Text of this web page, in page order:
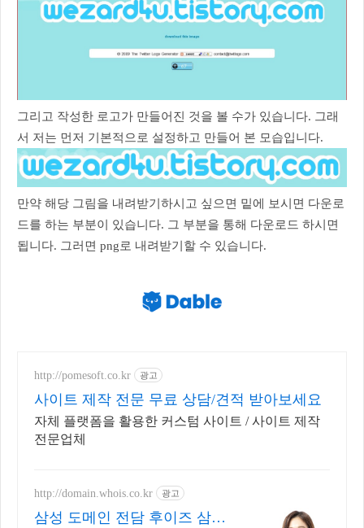
그리고 작성한 로고가 만들어진 것을 볼 수가 있습니다. 그래
서 저는 먼저 기본적으로 설정하고 만들어 본 모습입니다.
만약 해당 그림을 내려받기하시고 싶으면 밑에 보시면 다운로
드를 하는 부분이 있습니다. 그 부분을 통해 다운로드 하시면
됩니다. 그러면 png로 내려받기할 수 있습니다.
http://pomesoft.co.kr 광고
사이트 제작 전문 무료 상담/견적 받아보세요
자체 플랫폼을 활용한 커스텀 사이트 / 사이트 제작
전문업체
http://domain.whois.co.kr 광고
삼성 도메인 전담 후이즈 삼성